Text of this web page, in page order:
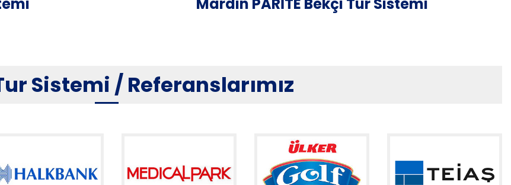
Sistemi / Referanslarımız